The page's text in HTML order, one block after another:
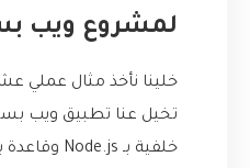
لمشروع ويب
خلينا نأخذ مثال عملي
تخيل عنا تطبيق ويب
خلفية بـ Node.js وقاعدة بيانات PostgreSQL.